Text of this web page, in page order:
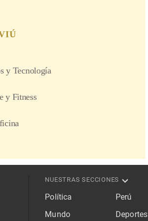
NUESTRAS SECCIONES
Política
Perú
Mundo
Deportes